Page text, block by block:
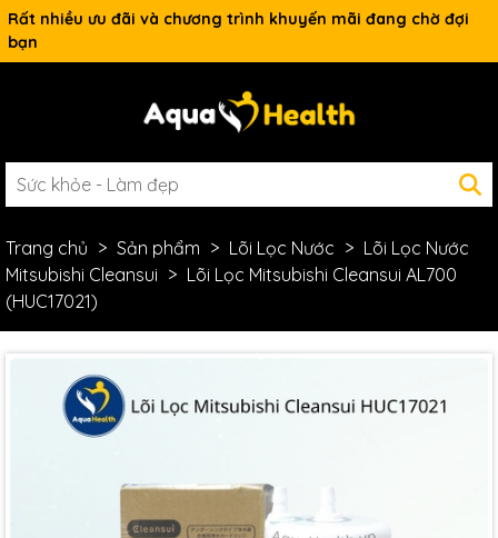
Rất nhiều ưu đãi và chương trình khuyến mãi đang chờ đợi
bạn
Trang chủ Sản phẩm Lõi Lọc Nước
Lõi Lọc Nước
Mitsubishi Cleansui
Lõi Lọc Mitsubishi Cleansui AL700
(HUC17021)